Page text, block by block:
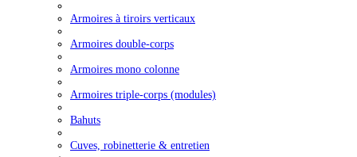
Armoires à tiroirs verticaux
Armoires double-corps
Armoires mono colonne
Armoires triple-corps (modules)
Bahuts
Cuves, robinetterie & entretien